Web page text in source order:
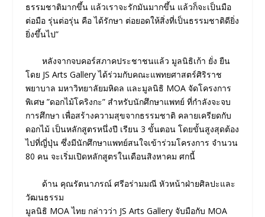
ธรรมชาติมากขึ้น แล้วเราจะรักมันมากขึ้น แล้วก็จะเป็นมือ
ต่อมือ รุ่นต่อรุ่น คือ ได้รักษา ต่อยอดให้สิ่งที่เป็นธรรมชาติดียิ่ง
ยิ่งขึ้นไป”
หลังจากจบคอร์สภาคประชาชนแล้ว มูลนิธิเก้า ยั่ง ยืน
โดย JS​ Art​s Gallery ได้ร่วมกับคณะแพทยศาสตร์ศิริราช
พยาบาล มหาวิทยาลัยมหิดล และมูลนิธิ MOA จัดโครงการ
พิเศษ ”ดอกไม้โคริงกะ” สำหรับนักศึกษาแพทย์ ที่กำลังจะจบ
การศึกษา เพื่อสร้างความสุขจากธรรมชาติ คลายเครียดกับ
ดอกไม้ เป็นหลักสูตรหนึ่งปี เรียน 3 ขั้นตอน โดยขั้นสูงสุดต้อง
ไปที่ญี่ปุ่น ซึ่งมีนักศึกษาแพทย์สนใจเข้าร่วมโครงการ จำนวน
80 คน จะเริ่มเปิดหลักสูตรในเดือนสิงหาคม ศกนี้
ด้าน คุณรัตนาภรณ์​ ศรีอร่ามมณี หัวหน้าฝ่ายศิลปะและ
วัฒนธรรม
มูลนิธิ​ MOA​ ไทย​ กล่าวว่า JS​ Art​s Gallery จับมือกับ MOA